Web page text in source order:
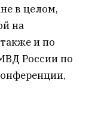
в целом,
на
и по
России по